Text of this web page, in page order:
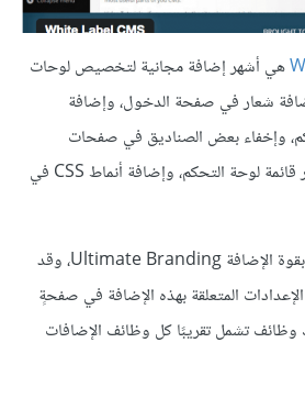
هي أشهر إضافة مجانية لتخصيص لوحات
شعار في صفحة الدخول، وإضافة
وإخفاء بعض الصناديق في صفحات
التحرير، وإزالة بعض عناصر قائمة لوحة التحكم، وإضافة أنماط CSS في
ليست ميزات هذه الإضافة بقوة الإضافة Ultimate Branding، وقد
المتعلقة بهذه الإضافة في صفحةٍ
وظائف تشمل تقريبًا كل وظائف الإضافات